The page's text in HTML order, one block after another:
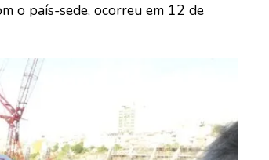
o país-sede, ocorreu em 12 de